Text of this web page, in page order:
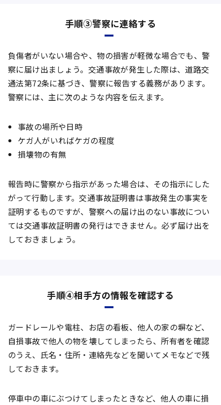
手順③警察に連絡する
負傷者がいない場合や、物の損害が軽微な場合でも、警
察に届け出ましょう。交通事故が発生した際は、道路交
通法第72条に基づき、警察に報告する義務があります。
警察には、主に次のような内容を伝えます。
事故の場所や日時
ケガ人がいればケガの程度
損壊物の有無
報告時に警察から指示があった場合は、その指示にした
がって行動します。交通事故証明書は事故発生の事実を
証明するものですが、警察への届け出のない事故につい
ては交通事故証明書の発行はできません。必ず届け出を
しておきましょう。
手順④相手方の情報を確認する
ガードレールや電柱、お店の看板、他人の家の塀など、
自損事故で他人の物を壊してしまったら、所有者を確認
のうえ、氏名・住所・連絡先などを聞いてメモなどで残
しておきます。
停車中の車にぶつけてしまったときなど、他人の車に損